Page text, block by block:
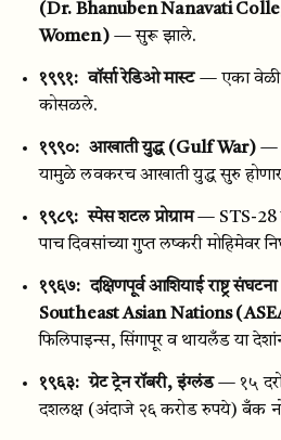
(Dr. Bhanuben Nanavati
Women) — सुरू झाले.
१९९१: वॉर्सा रेडिओ मास्ट — एका वेळी
कोसळले.
१९९०: आखाती युद्ध (Gulf War) —
यामुळे लवकरच आखाती युद्ध सुरु
१९८९: स्पेस शटल प्रोग्राम — STS-28
पाच दिवसांच्या गुप्त लष्करी मोहिमेवर
१९६७: दक्षिणपूर्व आशियाई राष्ट्र
Southeast Asian Nations
फिलिपाइन्स, सिंगापूर व थायलँड या
१९६३: ग्रेट ट्रेन रॉबरी, इंग्लंड — १५
दशलक्ष (अंदाजे २६ करोड रुपये) बँक